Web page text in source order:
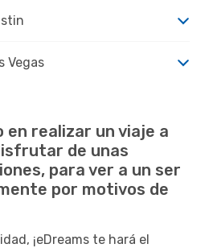
Vegas
en realizar un viaje a
de unas
para ver a un ser
por motivos de
¡eDreams te hará el